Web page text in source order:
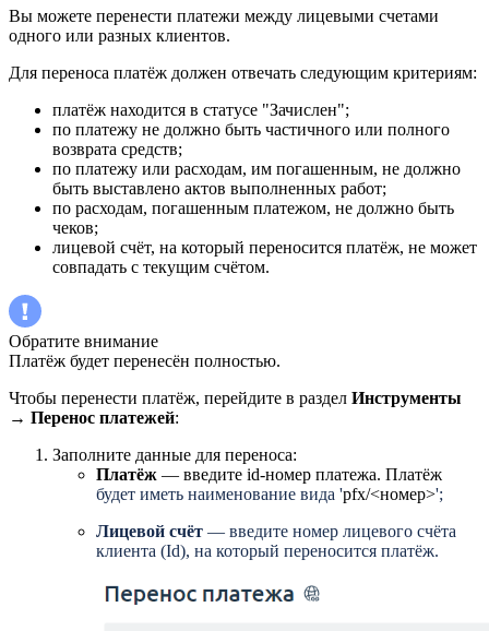
Вы можете перенести платежи между лицевыми счетами
одного или разных клиентов.
Для переноса платёж должен отвечать следующим критериям:
платёж находится в статусе "Зачислен";
по платежу не должно быть частичного или полного
возврата средств;
по платежу или расходам, им погашенным, не должно
быть выставлено актов выполненных работ;
по расходам, погашенным платежом, не должно быть
чеков;
лицевой счёт, на который переносится платёж, не может
совпадать с текущим счётом.
Обратите внимание
Платёж будет перенесён полностью.
Чтобы перенести платёж, перейдите в раздел Инструменты
→ Перенос платежей:
Заполните данные для переноса:
Платёж — введите id-номер платежа. Платёж
будет иметь наименование вида 'pfx/<номер>';
Лицевой счёт — введите номер лицевого счёта
клиента (Id), на который переносится платёж.